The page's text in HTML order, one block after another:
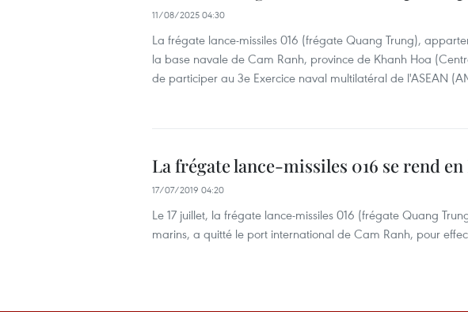
11/08/2025 04:30
La frégate lance-missiles 016 (frégate Quang Trung),
la base navale de Cam Ranh, province de Khanh Hoa
de participer au 3e Exercice naval multilatéral de l'ASEAN
La frégate lance-missiles 016 se rend en
17/07/2019 04:20
Le 17 juillet, la frégate lance-missiles 016 (frégate Quang
marins, a quitté le port international de Cam Ranh, pour